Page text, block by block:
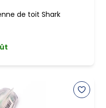
de toit Shark